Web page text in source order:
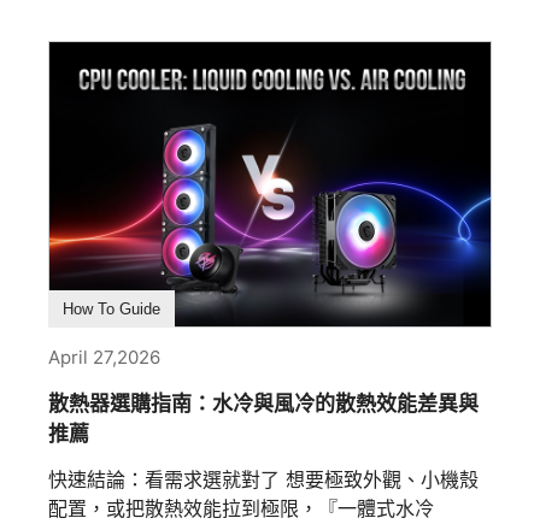
How To Guide
April 27,2026
散熱器選購指南：水冷與風冷的散熱效能差異與
推薦
快速結論：看需求選就對了 想要極致外觀、小機殼
配置，或把散熱效能拉到極限，『一體式水冷